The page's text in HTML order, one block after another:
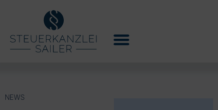
NEWS